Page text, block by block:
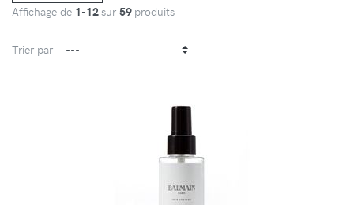
Affichage de 1-12sur 59 produits
Trier par
DÉTAILS